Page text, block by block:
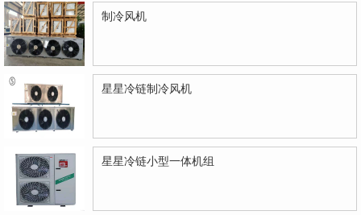
制冷风机
星星冷链制冷风机
星星冷链小型一体机组